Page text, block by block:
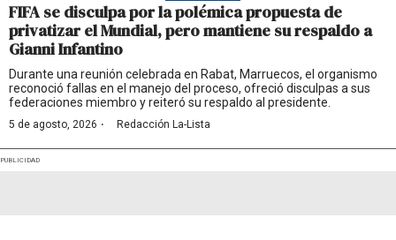
FIFA se disculpa por la polémica propuesta de
privatizar el Mundial, pero mantiene su respaldo a
Gianni Infantino
Durante una reunión celebrada en Rabat, Marruecos, el organismo
reconoció fallas en el manejo del proceso, ofreció disculpas a sus
federaciones miembro y reiteró su respaldo al presidente.
5 de agosto, 2026 · Redacción La-Lista
PUBLICIDAD